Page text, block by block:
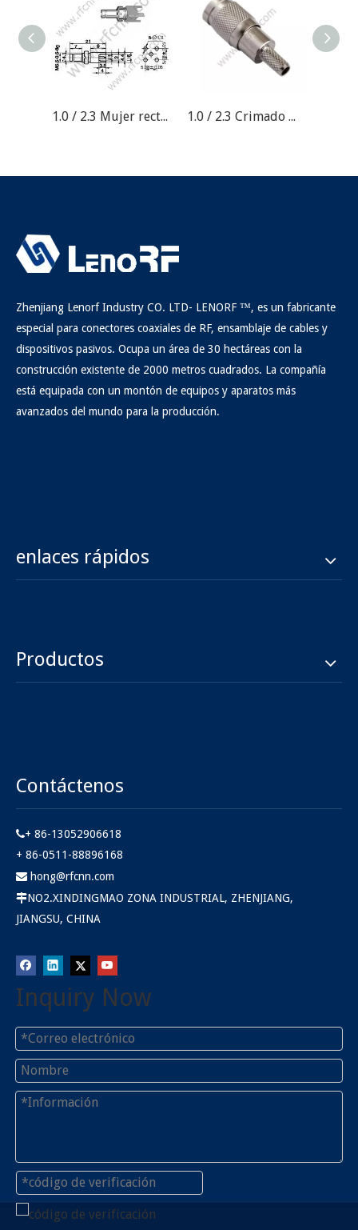
1.0 / 2.3 Mujer recta para conector PCB RF 1.0 / 2.3 Crimado masculino recto para el conector ST212 RF
Zhenjiang Lenorf Industry CO. LTD- LENORF ™, es un fabricante
especial para conectores coaxiales de RF, ensamblaje de cables y
dispositivos pasivos. Ocupa un área de 30 hectáreas con la
construcción existente de 2000 metros cuadrados. La compañía
está equipada con un montón de equipos y aparatos más
avanzados del mundo para la producción.
enlaces rápidos
Productos
Contáctenos
+ 86-13052906618
+ 86-0511-88896168
 hong@rfcnn.com
NO2.XINDINGMAO ZONA INDUSTRIAL, ZHENJIANG,
JIANGSU, CHINA
Inquiry Now